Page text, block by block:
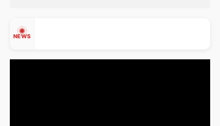
NEWS
韓股最壞時期已過？大摩估去槓桿完成逾半 波動率降
至2個月低
「白海豚」雨炸新北！通報109件災情 侯友宜揭這類災